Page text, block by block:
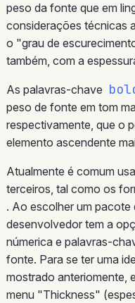
peso da fonte que em
considerações técnicas
o "grau de
também, com a
As palavras-chave
peso de fonte em tom
respectivamente, que o
elemento ascendente
Atualmente é comum
terceiros, tal como os
. Ao escolher um
desenvolvedor tem a
númerica e palavras-
fonte. Para se ter uma
mostrado anteriomente,
menu "Thickness"